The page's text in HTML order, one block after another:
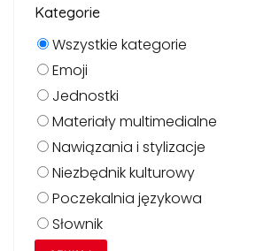
Kategorie
Wszystkie kategorie
Emoji
Jednostki
Materiały multimedialne
Nawiązania i stylizacje
Niezbędnik kulturowy
Poczekalnia językowa
Słownik